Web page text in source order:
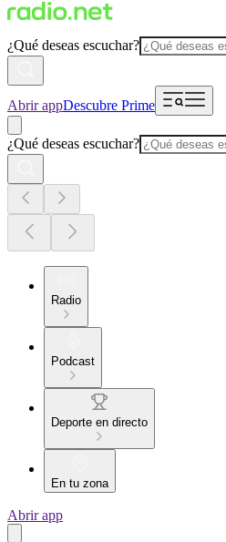
¿Qué deseas escuchar?
Abrir appDescubre Prime
¿Qué deseas escuchar?
Radio
Podcast
Deporte en directo
En tu zona
Abrir app